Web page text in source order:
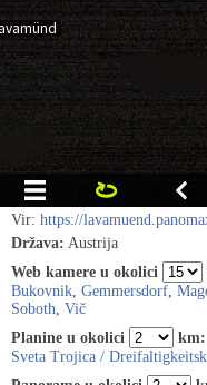
Vir: https://
Država: Austrija
Web kamere u okolici
Bukovnik, Gemmersdorf,
Soboth, Vič
Planine u okolici
km:
Sveta Trojica /